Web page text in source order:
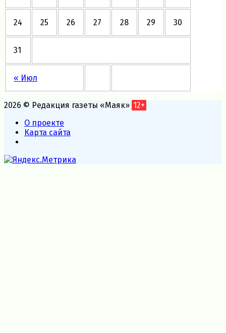
« Июл
24 25 26 27 28 29 30
31
2026 © Редакция газеты «Маяк» 12+
О проекте
Карта сайта